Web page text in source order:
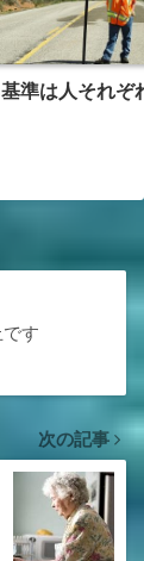
準は人それぞ
です
次の記事